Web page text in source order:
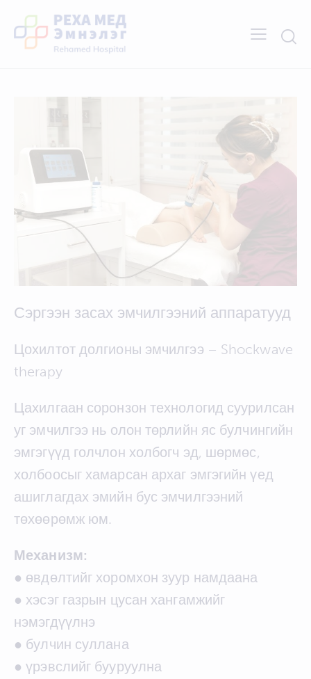
Сэргээн засах эмчилгээний аппаратууд
Цохилтот долгионы эмчилгээ – Shockwave
therapy
Цахилгаан соронзон технологид суурилсан
уг эмчилгээ нь олон төрлийн яс булчингийн
эмгэгүүд голчлон холбогч эд, шөрмөс,
холбоосыг хамарсан архаг эмгэгийн үед
ашиглагдах эмийн бус эмчилгээний
төхөөрөмж юм.
Механизм:
● өвдөлтийг хоромхон зуур намдаана
● хэсэг газрын цусан хангамжийг
нэмэгдүүлнэ
● булчин суллана
● үрэвслийг бууруулна